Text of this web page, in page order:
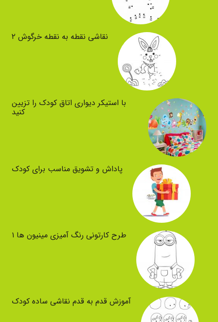
نقاشی نقطه به نقطه خرگوش ۲
با استیکر دیواری اتاق کودک را تزیین
کنید
پاداش و تشویق مناسب برای کودک
طرح کارتونی رنگ آمیزی مینیون ها ۱
آموزش قدم به قدم نقاشی ساده کودک